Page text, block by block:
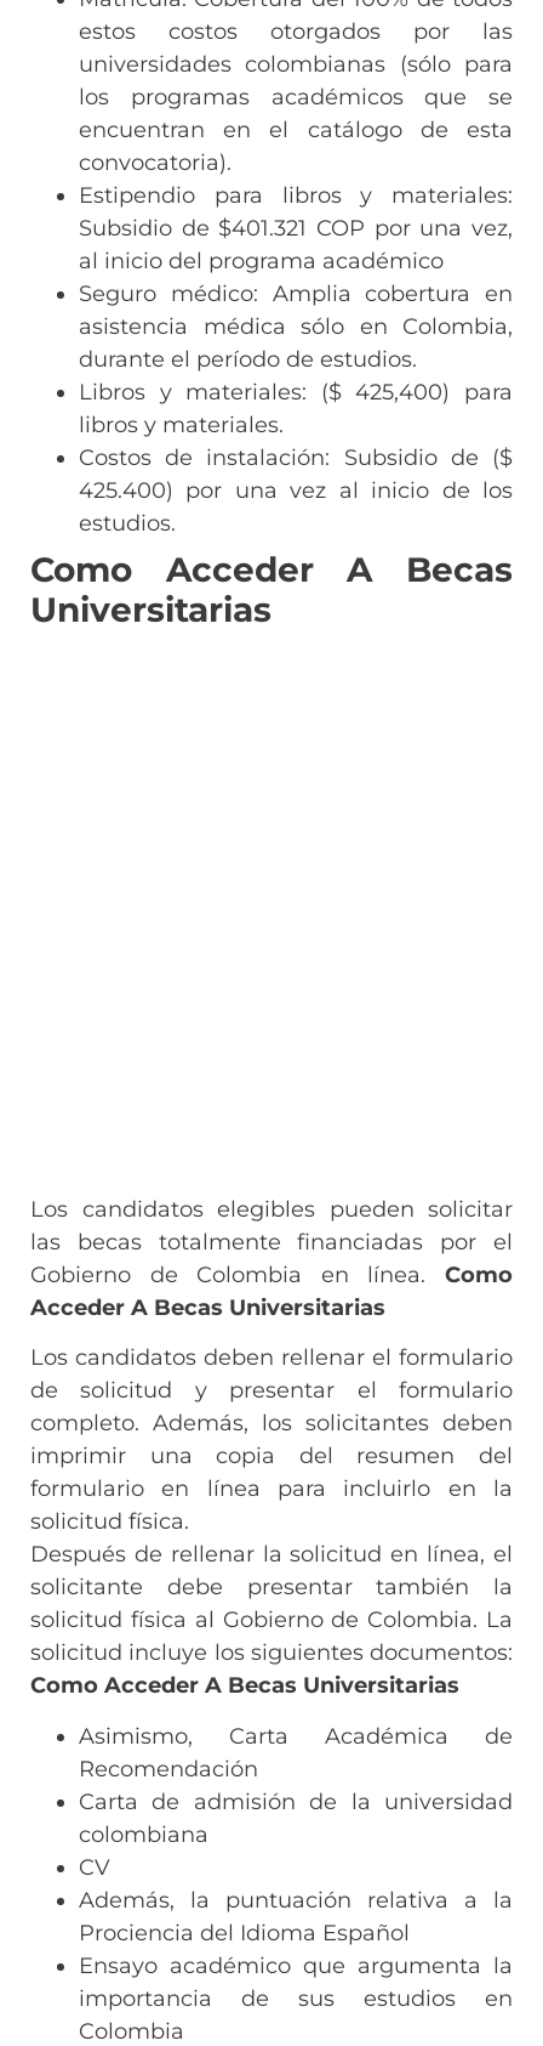
estos costos otorgados por las
universidades colombianas (sólo para
los programas académicos que se
encuentran en el catálogo de esta
convocatoria).
Estipendio para libros y materiales:
Subsidio de $401.321 COP por una vez,
al inicio del programa académico
Seguro médico: Amplia cobertura en
asistencia médica sólo en Colombia,
durante el período de estudios.
Libros y materiales: ($ 425,400) para
libros y materiales.
Costos de instalación: Subsidio de ($
425.400) por una vez al inicio de los
estudios.
Como Acceder A Becas
Universitarias
Los candidatos elegibles pueden solicitar
las becas totalmente financiadas por el
Gobierno de Colombia en línea. Como
Acceder A Becas Universitarias
Los candidatos deben rellenar el formulario
de solicitud y presentar el formulario
completo. Además, los solicitantes deben
imprimir una copia del resumen del
formulario en línea para incluirlo en la
solicitud física.
Después de rellenar la solicitud en línea, el
solicitante debe presentar también la
solicitud física al Gobierno de Colombia. La
solicitud incluye los siguientes documentos:
Como Acceder A Becas Universitarias
Asimismo, Carta Académica de
Recomendación
Carta de admisión de la universidad
colombiana
CV
Además, la puntuación relativa a la
Prociencia del Idioma Español
Ensayo académico que argumenta la
importancia de sus estudios en
Colombia